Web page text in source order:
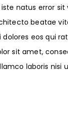
natus error
beatae
eos qui
sit amet,
laboris